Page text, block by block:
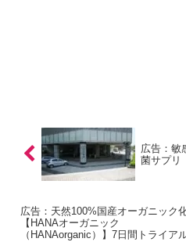
広告：敏
菌サプリ
広告：天然100%国産オーガニック
【HANAオーガニック
（HANAorganic）】7日間トライア